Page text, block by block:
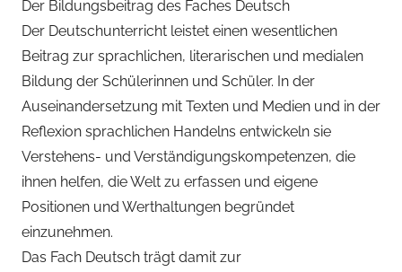
Der Bildungsbeitrag des Faches Deutsch
Der Deutschunterricht leistet einen wesentlichen
Beitrag zur sprachlichen, literarischen und medialen
Bildung der Schülerinnen und Schüler. In der
Auseinandersetzung mit Texten und Medien und in der
Reflexion sprachlichen Handelns entwickeln sie
Verstehens- und Verständigungskompetenzen, die
ihnen helfen, die Welt zu erfassen und eigene
Positionen und Werthaltungen begründet
einzunehmen.
Das Fach Deutsch trägt damit zur